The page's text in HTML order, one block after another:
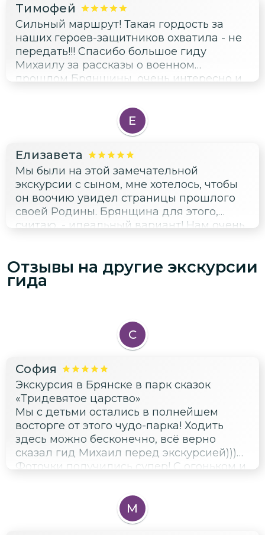
Тимофей
Сильный маршрут! Такая гордость за
наших героев-защитников охватила - не
передать!!! Спасибо большое гиду
Михаилу за рассказы о военном
прошлом Брянщины, очень интересно и
Рекомендую знающего гида и маршрут!
Е
Елизавета
Мы были на этой замечательной
экскурсии с сыном, мне хотелось, чтобы
он воочию увидел страницы прошлого
своей Родины. Брянщина для этого,
считаю, - идеальный вариант! Нам очень
осмотра) Спасибо, мы остались под
большим впечатлением от увиденного и
услышанного...
Отзывы на другие экскурсии
гида
С
София
Экскурсия в Брянске в парк сказок
«Тридевятое царство»
Мы с детьми остались в полнейшем
восторге от этого чудо-парка! Ходить
здесь можно бесконечно, всё верно
сказал гид Михаил перед экскурсией)))
Фоточки получились супер! С огоньком и
М